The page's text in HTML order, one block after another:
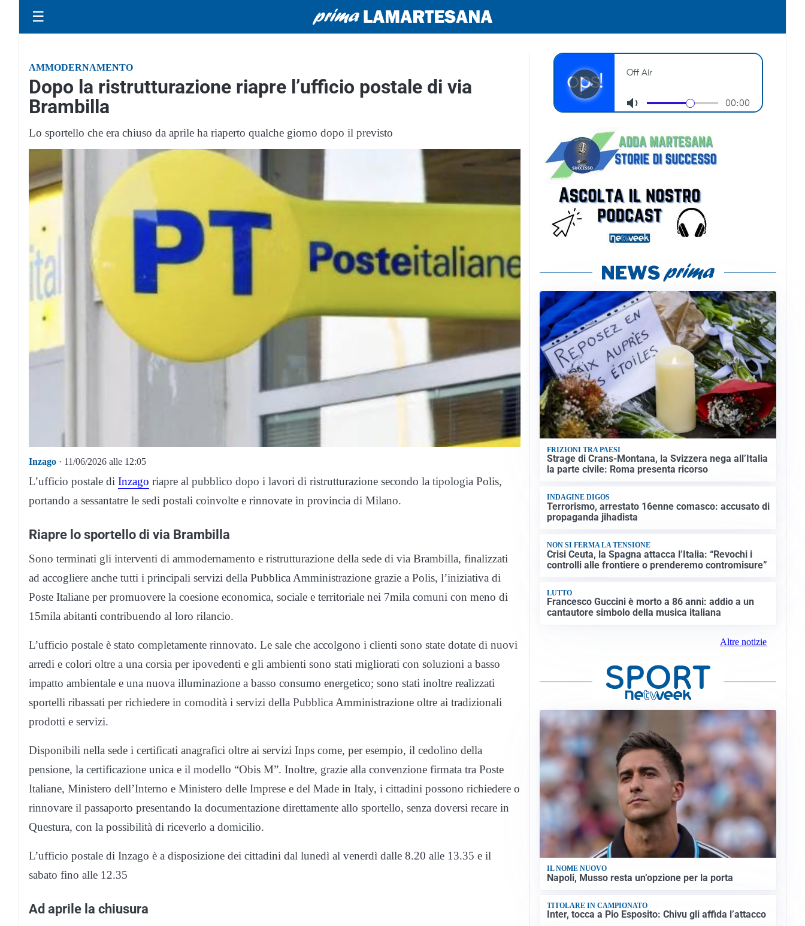
☰
AMMODERNAMENTO
Dopo la ristrutturazione riapre l’ufficio postale di via
Brambilla
Lo sportello che era chiuso da aprile ha riaperto qualche giorno dopo il previsto
Inzago · 11/06/2026 alle 12:05
L’ufficio postale di Inzago riapre al pubblico dopo i lavori di ristrutturazione secondo la tipologia Polis,
portando a sessantatre le sedi postali coinvolte e rinnovate in provincia di Milano.
Riapre lo sportello di via Brambilla
Sono terminati gli interventi di ammodernamento e ristrutturazione della sede di via Brambilla, finalizzati
ad accogliere anche tutti i principali servizi della Pubblica Amministrazione grazie a Polis, l’iniziativa di
Poste Italiane per promuovere la coesione economica, sociale e territoriale nei 7mila comuni con meno di
15mila abitanti contribuendo al loro rilancio.
L’ufficio postale è stato completamente rinnovato. Le sale che accolgono i clienti sono state dotate di nuovi
arredi e colori oltre a una corsia per ipovedenti e gli ambienti sono stati migliorati con soluzioni a basso
impatto ambientale e una nuova illuminazione a basso consumo energetico; sono stati inoltre realizzati
sportelli ribassati per richiedere in comodità i servizi della Pubblica Amministrazione oltre ai tradizionali
prodotti e servizi.
Disponibili nella sede i certificati anagrafici oltre ai servizi Inps come, per esempio, il cedolino della
pensione, la certificazione unica e il modello “Obis M”. Inoltre, grazie alla convenzione firmata tra Poste
Italiane, Ministero dell’Interno e Ministero delle Imprese e del Made in Italy, i cittadini possono richiedere o
rinnovare il passaporto presentando la documentazione direttamente allo sportello, senza doversi recare in
Questura, con la possibilità di riceverlo a domicilio.
L’ufficio postale di Inzago è a disposizione dei cittadini dal lunedì al venerdì dalle 8.20 alle 13.35 e il
sabato fino alle 12.35
Ad aprile la chiusura
FRIZIONI TRA PAESI
Strage di Crans-Montana, la Svizzera nega all’Italia
la parte civile: Roma presenta ricorso
INDAGINE DIGOS
Terrorismo, arrestato 16enne comasco: accusato di
propaganda jihadista
NON SI FERMA LA TENSIONE
Crisi Ceuta, la Spagna attacca l’Italia: “Revochi i
controlli alle frontiere o prenderemo contromisure”
LUTTO
Francesco Guccini è morto a 86 anni: addio a un
cantautore simbolo della musica italiana
Altre notizie
IL NOME NUOVO
Napoli, Musso resta un’opzione per la porta
TITOLARE IN CAMPIONATO
Inter, tocca a Pio Esposito: Chivu gli affida l’attacco